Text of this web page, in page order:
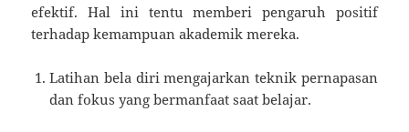
efektif. Hal ini tentu memberi pengaruh positif
terhadap kemampuan akademik mereka.
Latihan bela diri mengajarkan teknik pernapasan
dan fokus yang bermanfaat saat belajar.